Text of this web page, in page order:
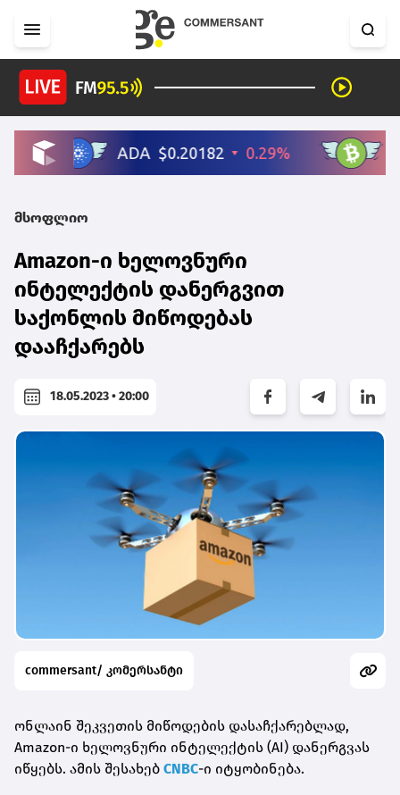
მსოფლიო
Amazon-ი ხელოვნური
ინტელექტის დანერგვით
საქონლის მიწოდებას
დააჩქარებს
18.05.2023 • 20:00
commersant/ კომერსანტი
ონლაინ შეკვეთის მიწოდების დასაჩქარებლად,
Amazon-ი ხელოვნური ინტელექტის (AI) დანერგვას
იწყებს. ამის შესახებ CNBC-ი იტყობინება.